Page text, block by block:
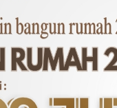
material dan
Pastikan: